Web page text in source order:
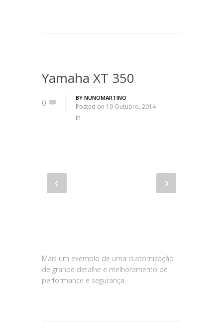
Yamaha XT 350
0 BY NUNOMARTINO
Posted on 19 Outubro, 2014
in
Mais um exemplo de uma customização
de grande detalhe e melhoramento de
performance e segurança.